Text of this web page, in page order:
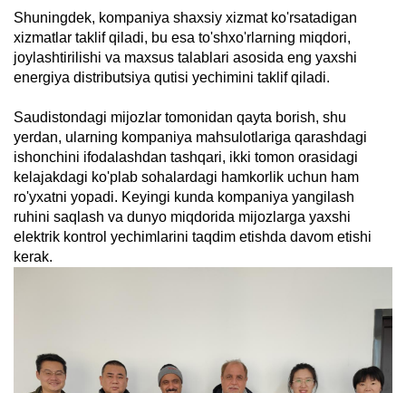
Shuningdek, kompaniya shaxsiy xizmat ko'rsatadigan
xizmatlar taklif qiladi, bu esa to'shxo'rlarning miqdori,
joylashtirilishi va maxsus talablari asosida eng yaxshi
energiya distributsiya qutisi yechimini taklif qiladi.
Saudistondagi mijozlar tomonidan qayta borish, shu
yerdan, ularning kompaniya mahsulotlariga qarashdagi
ishonchini ifodalashdan tashqari, ikki tomon orasidagi
kelajakdagi ko'plab sohalardagi hamkorlik uchun ham
ro'yxatni yopadi. Keyingi kunda kompaniya yangilash
ruhini saqlash va dunyo miqdorida mijozlarga yaxshi
elektrik kontrol yechimlarini taqdim etishda davom etishi
kerak.